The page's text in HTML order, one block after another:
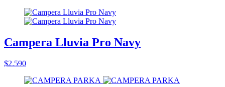
Campera Lluvia Pro Navy
$2.590